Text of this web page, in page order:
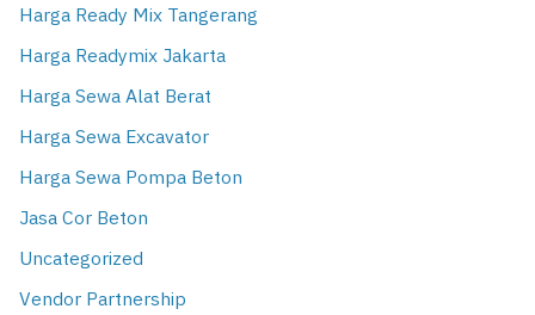
Harga Ready Mix Tangerang
Harga Readymix Jakarta
Harga Sewa Alat Berat
Harga Sewa Excavator
Harga Sewa Pompa Beton
Jasa Cor Beton
Uncategorized
Vendor Partnership